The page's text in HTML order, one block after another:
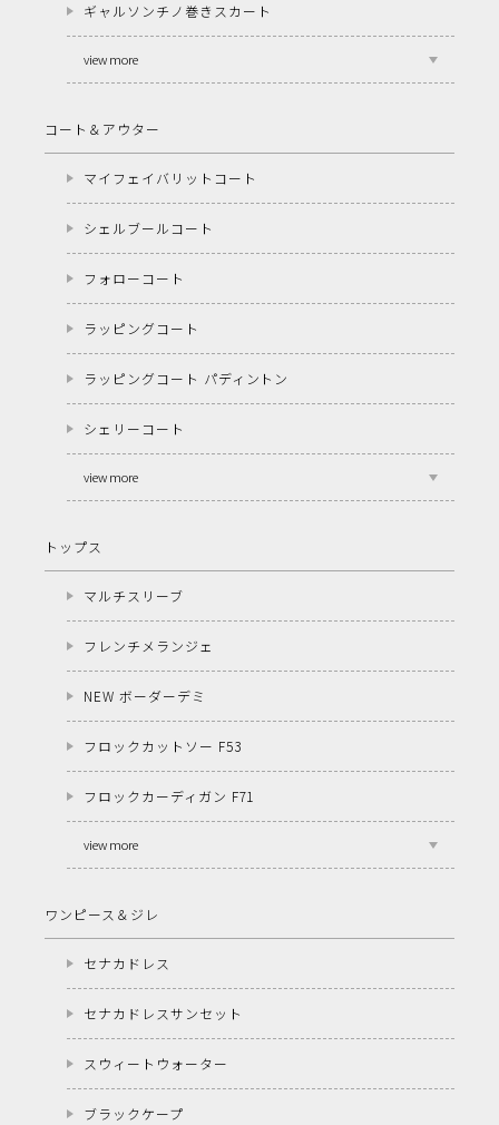
ギャルソンチノ巻きスカート
view more
コート＆アウター
マイフェイバリットコート
シェルブールコート
フォローコート
ラッピングコート
ラッピングコート パディントン
シェリーコート
view more
トップス
マルチスリーブ
フレンチメランジェ
NEW ボーダーデミ
フロックカットソー F53
フロックカーディガン F71
view more
ワンピース＆ジレ
セナカドレス
セナカドレスサンセット
スウィートウォーター
ブラックケープ